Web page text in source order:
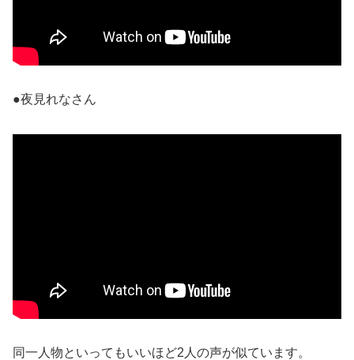
●夜見れなさん
同一人物といってもいいほど2人の声が似ています。